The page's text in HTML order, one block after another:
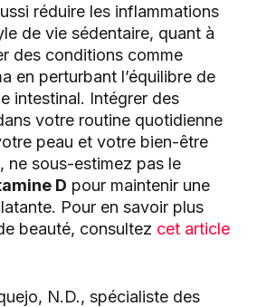
réduire les inflammations
de vie sédentaire, quant à
des conditions comme
en perturbant l’équilibre de
intestinal. Intégrer des
votre routine quotidienne
peau et votre bien-être
ne sous-estimez pas le
D pour maintenir une
Pour en savoir plus
beauté, consultez cet article
N.D., spécialiste des